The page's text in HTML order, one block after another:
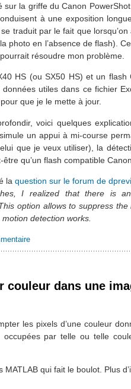
sur la griffe du Canon
à une exposition
traduit par le fait que
photo en l’absence de flash).
résoudre mon problème.
HS (ou SX50 HS) et un
utiles dans ce fichier
pour que je le mette à jour.
voici quelques
un appui à mi-course
que je veux utiliser), la
qu’un flash compatible
laquestion sur le forum de
I realized that there is
option allows to suppress
detection works.
couleur dans une
les pixels d’une couleur
par telle ou telle
MATLAB qui fait le boulot. Plus